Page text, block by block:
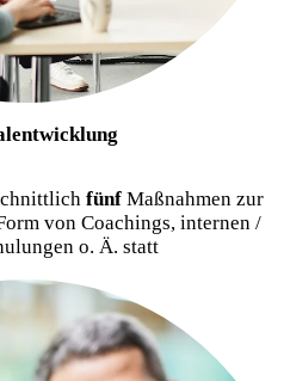
fünfMaßnahmen zur
von Coachings, internen /
o. Ä. statt